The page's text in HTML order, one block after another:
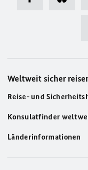
Weltweit sicher
Reise- und
Konsulatfinder
Länderinformationen